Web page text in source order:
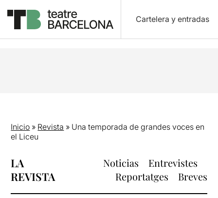
Cartelera y entradas
Inicio » Revista » Una temporada de grandes voces en
el Liceu
LA
REVISTA
Noticias
Entrevistes
Reportatges
Breves